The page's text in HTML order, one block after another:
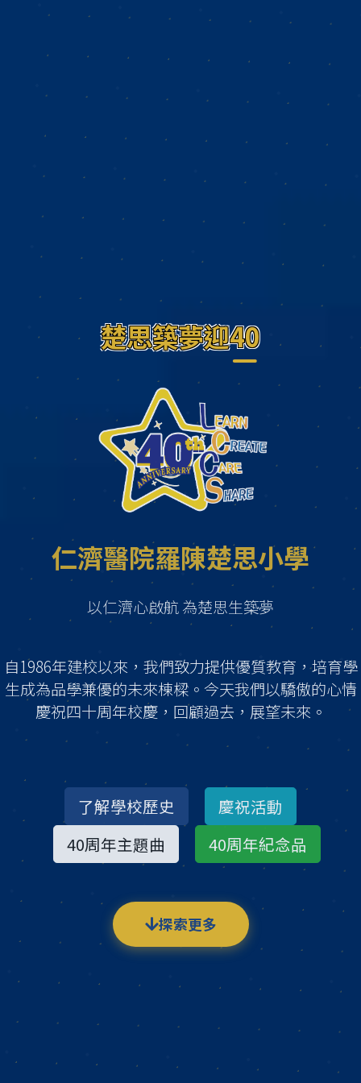
楚思築夢迎40
仁濟醫院羅陳楚思小學
以仁濟心啟航 為楚思生築夢
自1986年建校以來，我們致力提供優質教育，培育學
生成為品學兼優的未來棟樑。今天我們以驕傲的心情
慶祝四十周年校慶，回顧過去，展望未來。
了解學校歷史
慶祝活動
40周年主題曲
40周年紀念品
探索更多